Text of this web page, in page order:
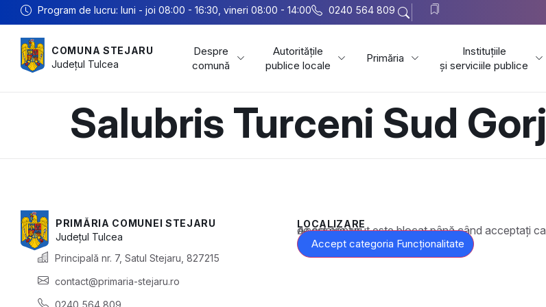
Program de lucru: luni - joi 08:00 - 16:30, vineri 08:00 - 14:00 0240 564 809
COMUNA STEJARU
Județul Tulcea
Despre
comună
Autoritățile
publice locale
Primăria
Instituțiile
și serviciile publice
Salubris Turceni Sud Gorj
PRIMĂRIA COMUNEI STEJARU
Județul Tulcea
Principală nr. 7, Satul Stejaru, 827215
contact@primaria-stejaru.ro
0240 564 809
LOCALIZARE
Acest conținut este blocat până când acceptați categoria corespunzătoare de cookie-uri.
Accept categoria Funcționalitate